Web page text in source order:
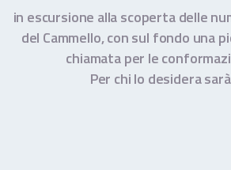
in escursione alla scoperta delle
del Cammello, con sul fondo una
chiamata per le
Per chi lo desidera